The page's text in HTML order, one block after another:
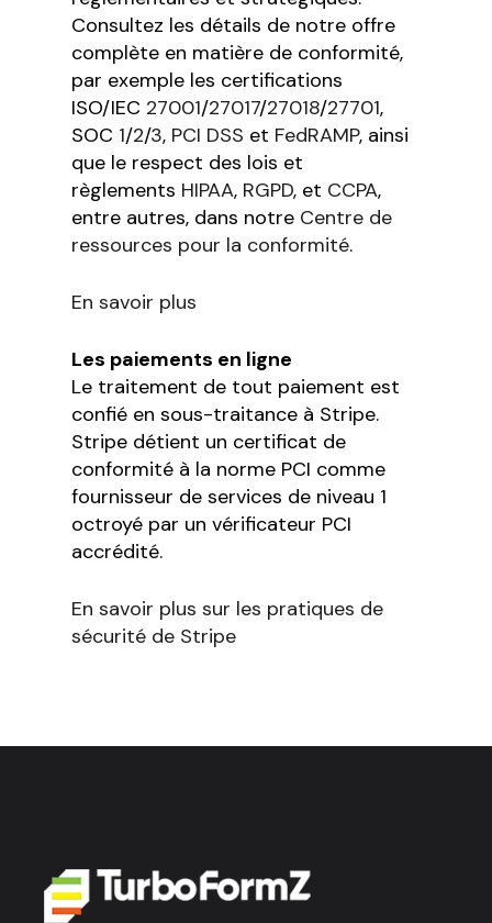
Consultez les détails de notre offre
complète en matière de conformité,
par exemple les certifications
ISO/IEC 27001/27017/27018/27701,
SOC 1/2/3, PCI DSS et FedRAMP, ainsi
que le respect des lois et
règlements HIPAA, RGPD, et CCPA,
entre autres, dans notre Centre de
ressources pour la conformité.
En savoir plus
Les paiements en ligne
Le traitement de tout paiement est
confié en sous-traitance à Stripe.
Stripe détient un certificat de
conformité à la norme PCI comme
fournisseur de services de niveau 1
octroyé par un vérificateur PCI
accrédité.
En savoir plus sur les pratiques de
sécurité de Stripe